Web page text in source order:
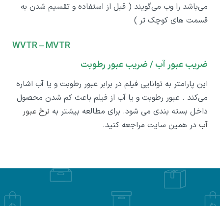
می‌باشد را وب می‌گویند ( قبل از استفاده و تقسیم شدن به
قسمت های کوچک تر )
WVTR – MVTR
ضریب عبور آب / ضریب عبور رطوبت
این پارامتر به توانایی فیلم در برابر عبور رطوبت و یا آب اشاره
می‌کند . عبور رطوبت و یا آب از فیلم باعث کم شدن محصول
داخل بسته بندی می شود. برای مطالعه بیشتر به نرخ عبور
آب در همین سایت مراجعه کنید.